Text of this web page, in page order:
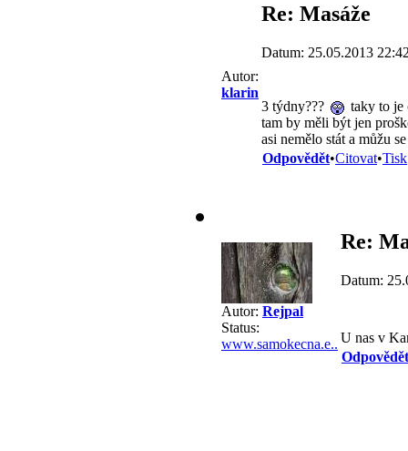
Autor:
klarin
Re: Masáže
Datum: 25.05.2013
3 týdny???
taky to je
tam by měli být jen
asi nemělo stát a můžu
Odpovědět•Citovat•Tisk
Autor: Rejpal
Status:
www.samokecna.e..
Re:
Datum:
U nas v
Odpovědět